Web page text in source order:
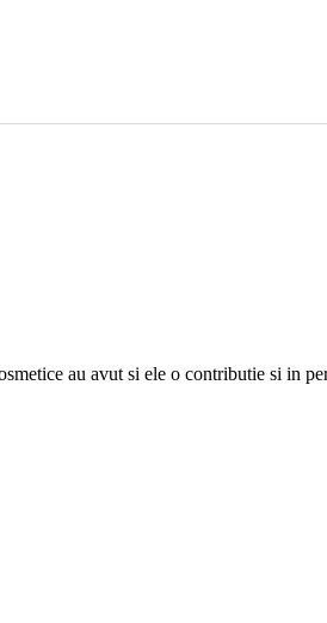
au avut si ele o contributie si in